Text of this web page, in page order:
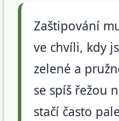
Zaštipování
ve chvíli, kdy
zelené a
se spíš řežou
stačí často